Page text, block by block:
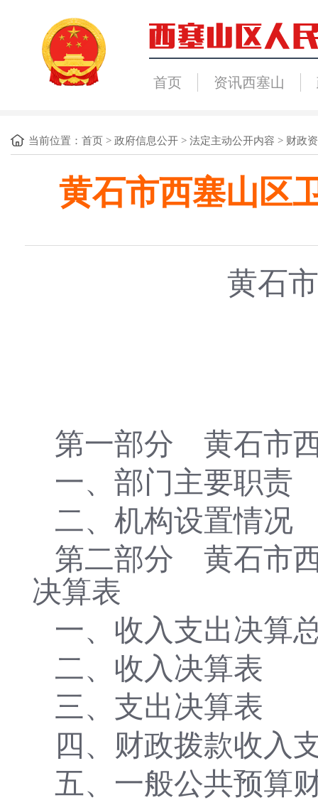
首页 资讯西塞山
当前位置： 首页 > 政府信息公开 > 法定主动公开内容 > 财政
黄石市西塞山区
黄石
第一部分 黄石市
一、部门主要职责
二、 机构设置情况
第二部分 黄石市
决算表
一、收入支出决算
二、收入决算表
三、支出决算表
四、财政拨款收入
五、一般公共预算